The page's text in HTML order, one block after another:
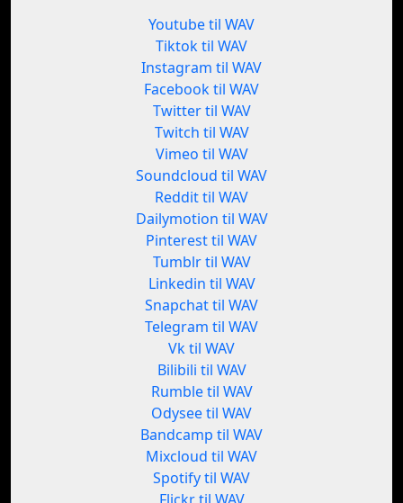
Youtube til WAV
Tiktok til WAV
Instagram til WAV
Facebook til WAV
Twitter til WAV
Twitch til WAV
Vimeo til WAV
Soundcloud til WAV
Reddit til WAV
Dailymotion til WAV
Pinterest til WAV
Tumblr til WAV
Linkedin til WAV
Snapchat til WAV
Telegram til WAV
Vk til WAV
Bilibili til WAV
Rumble til WAV
Odysee til WAV
Bandcamp til WAV
Mixcloud til WAV
Spotify til WAV